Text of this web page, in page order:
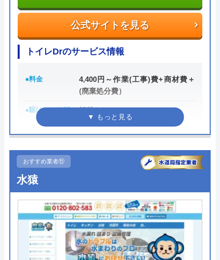
1 年前
TOTOのユニットバスを交換していただきま
社相見積もりし、さいたま市のTOTOのショ
ールームまで何度も足を運びましたが、予算
や時期など色々相談にのっていただきまし
た。そして決めてとなったのはTOTOのユニ
ットバス施工部門でも何回もTOTOから表彰
くれた事です。仕上がりも丁寧で綺麗にな
をかけてくださいました。施工後も気になる
事はありますか？と電話をしてきてくれアフ
ターも安心できました。高い買い物なので助
かります。ありがとうございました。
Googleクチコミを見る
公式サイトを見る
トイレDrのサービス情報
●料金
4,400円～作業(工事)費+商材費＋
(廃棄処分費）
●駆けつけ時間 記載なし
●受付時間 24時間
●定休日 年中無休
●累計実績
トイレDrがおすすめの理由
トイレDrは、スタッフのサービス面に力を入れ「お
客様目線」を第一に考えている業者です。
おすすめ業者⑪
水猿